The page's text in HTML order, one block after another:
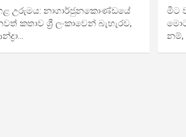
උරුමය: නාගාර්ජුනකොණ්ඩයේ
කතාව ශ්‍රී ලංකාවෙන් බැහැරව,
මීට
නම්,